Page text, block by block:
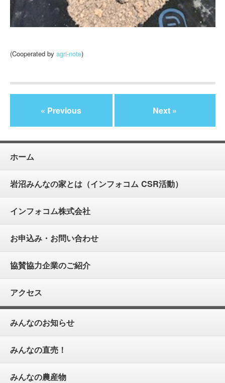
(Cooperated by agri-note)
« Previous Next »
ホーム
岩沼みんなの家とは（インフォコム CSR活動）
インフォコム株式会社
お申込み・お問い合わせ
協賛協力企業のご紹介
アクセス
みんなのお知らせ
みんなの直売！
みんなの農産物